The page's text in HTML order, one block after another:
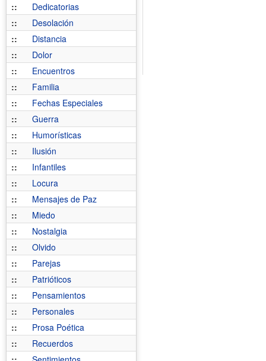
::
Dedicatorias
::
Desolación
::
Distancia
::
Dolor
::
Encuentros
::
Familia
::
Fechas Especiales
::
Guerra
::
Humorísticas
::
Ilusión
::
Infantiles
::
Locura
::
Mensajes de Paz
::
Miedo
::
Nostalgia
::
Olvido
::
Parejas
::
Patrióticos
::
Pensamientos
::
Personales
::
Prosa Poética
::
Recuerdos